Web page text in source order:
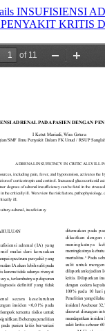
INSUFISIENSI
KRITIS